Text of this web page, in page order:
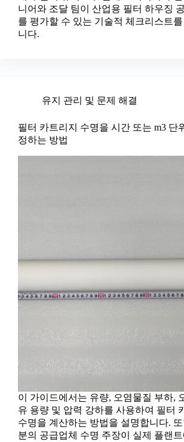
니어와 조달 팀이 산업용 필터 하우징
를 평가할 수 있는 기술적 체크리스트
니다.
유지 관리 및 문제 해결
필터 카트리지 수명을 시간 또는 m3 단
정하는 방법
이 가이드에서는 유량, 오염물질 부하,
유 용량 및 압력 강하를 사용하여 필터
수명을 계산하는 방법을 설명합니다.
분의 공급업체 수명 주장이 실제 플랜